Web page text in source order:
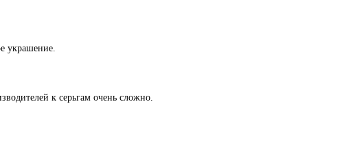
украшение.
к серьгам очень сложно.